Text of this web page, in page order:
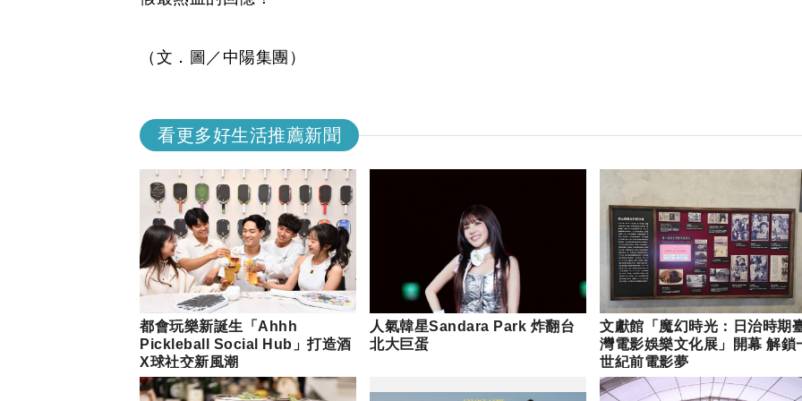
（文．圖／中陽集團）
看更多好生活推薦新聞
都會玩樂新誕生「Ahhh
Pickleball Social Hub」打造酒
X球社交新風潮
人氣韓星Sandara Park 炸翻台
北大巨蛋
文獻館「魔幻時光：日治時期
灣電影娛樂文化展」開幕 解鎖
世紀前電影夢